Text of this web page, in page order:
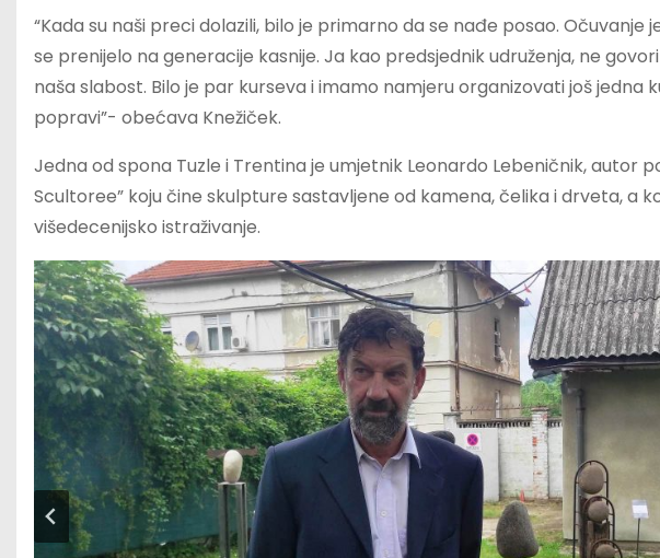
“Kada su naši preci dolazili, bilo je primarno da se nađe posao. Očuvanje
se prenijelo na generacije kasnije. Ja kao predsjednik udruženja, ne
naša slabost. Bilo je par kurseva i imamo namjeru organizovati još jedna
popravi”- obećava Knežiček.
Jedna od spona Tuzle i Trentina je umjetnik Leonardo Lebeničnik, autor
Scultoree” koju čine skulpture sastavljene od kamena, čelika i drveta, a
višedecenijsko istraživanje.